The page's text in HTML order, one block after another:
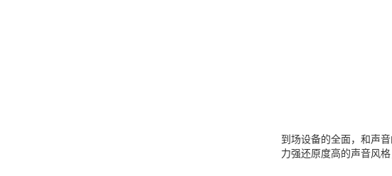
到场设备的全面，和声
力强还原度高的声音风